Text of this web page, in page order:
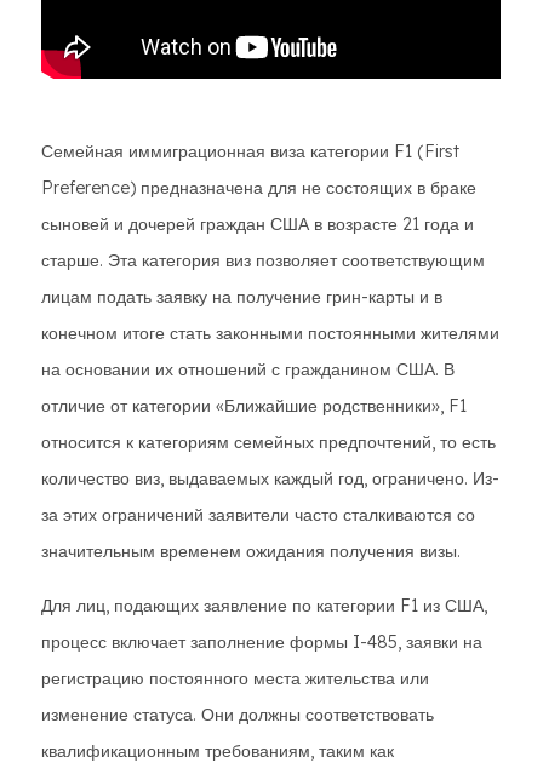
Семейная иммиграционная виза категории F1 (First
Preference) предназначена для не состоящих в браке
сыновей и дочерей граждан США в возрасте 21 года и
старше. Эта категория виз позволяет соответствующим
лицам подать заявку на получение грин-карты и в
конечном итоге стать законными постоянными жителями
на основании их отношений с гражданином США. В
отличие от категории «Ближайшие родственники», F1
относится к категориям семейных предпочтений, то есть
количество виз, выдаваемых каждый год, ограничено. Из-
за этих ограничений заявители часто сталкиваются со
значительным временем ожидания получения визы.
Для лиц, подающих заявление по категории F1 из США,
процесс включает заполнение формы I-485, заявки на
регистрацию постоянного места жительства или
изменение статуса. Они должны соответствовать
квалификационным требованиям, таким как